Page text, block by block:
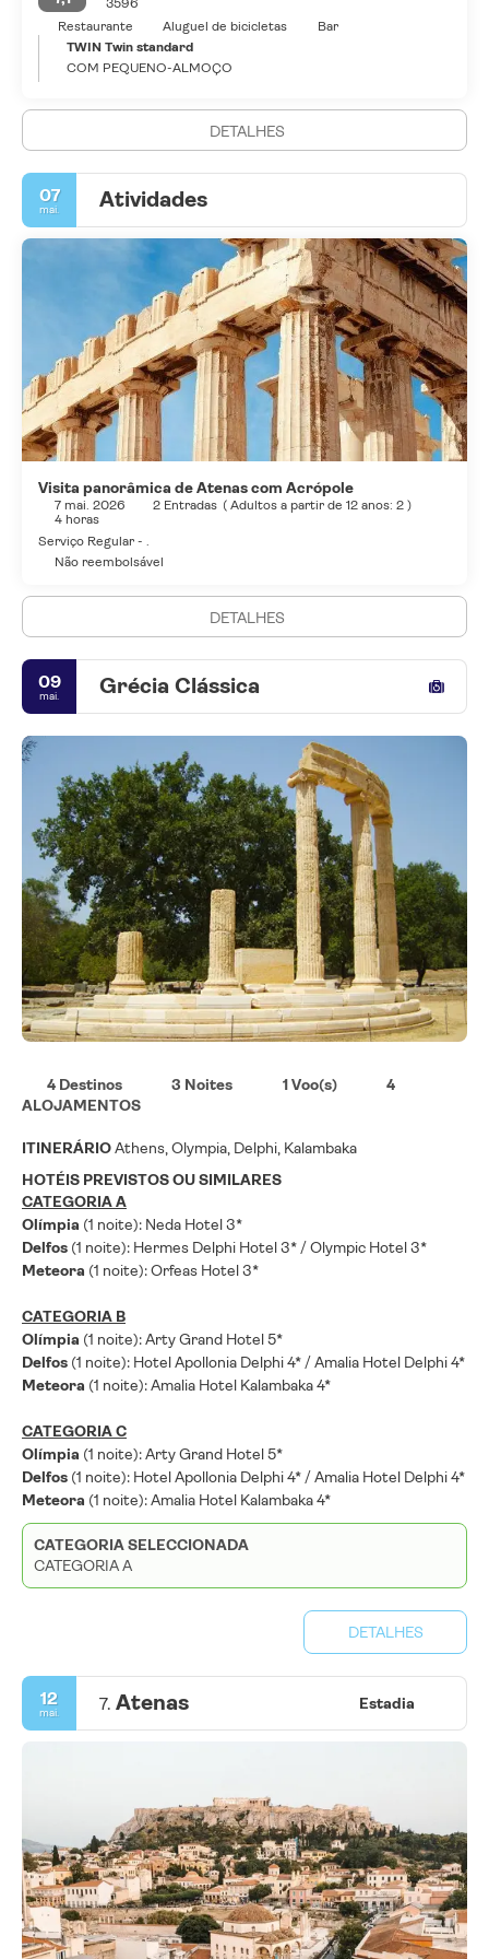
3596
Restaurante
Aluguel de bicicletas
Bar
TWIN Twin standard
COM PEQUENO-ALMOÇO
DETALHES
07
mai. Atividades
Visita panorâmica de Atenas com Acrópole
7 mai. 2026 2 Entradas ( Adultos a partir de 12 anos: 2 )
4 horas
Serviço Regular - .
Não reembolsável
DETALHES
09
mai. Grécia Clássica
4 Destinos 3 Noites 1 Voo(s)
4
ALOJAMENTOS
ITINERÁRIOAthens, Olympia, Delphi, Kalambaka
HOTÉIS PREVISTOS OU SIMILARES
CATEGORIA A
Olímpia (1 noite): Neda Hotel 3*
Delfos (1 noite): Hermes Delphi Hotel 3* / Olympic Hotel 3*
Meteora (1 noite): Orfeas Hotel 3*
CATEGORIA B
Olímpia (1 noite): Arty Grand Hotel 5*
Delfos (1 noite): Hotel Apollonia Delphi 4* / Amalia Hotel Delphi 4*
Meteora (1 noite): Amalia Hotel Kalambaka 4*
CATEGORIA C
Olímpia (1 noite): Arty Grand Hotel 5*
Delfos (1 noite): Hotel Apollonia Delphi 4* / Amalia Hotel Delphi 4*
Meteora (1 noite): Amalia Hotel Kalambaka 4*
CATEGORIA SELECCIONADA
CATEGORIA A
DETALHES
12
mai. 7. Atenas Estadia